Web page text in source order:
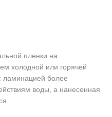
пленки на
холодной или горячей
ламинацией более
воды, а нанесенная